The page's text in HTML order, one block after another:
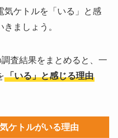
わりのものは何がい
い？
ウォーターテーブル
はいらない？飽きる
気ケトルを「いる」と感
ましょう。
査結果をまとめると、一
「いる」と感じる理由
ケトルがいる理由